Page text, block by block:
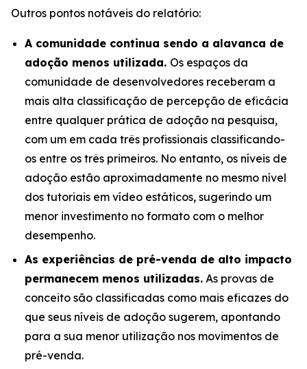
Outros pontos notáveis do relatório:
A comunidade continua sendo a alavanca de
adoção menos utilizada. Os espaços da
comunidade de desenvolvedores receberam a
mais alta classificação de percepção de eficácia
entre qualquer prática de adoção na pesquisa,
com um em cada três profissionais classificando-
os entre os três primeiros. No entanto, os níveis de
adoção estão aproximadamente no mesmo nível
dos tutoriais em vídeo estáticos, sugerindo um
menor investimento no formato com o melhor
desempenho.
As experiências de pré-venda de alto impacto
permanecem menos utilizadas. As provas de
conceito são classificadas como mais eficazes do
que seus níveis de adoção sugerem, apontando
para a sua menor utilização nos movimentos de
pré-venda.